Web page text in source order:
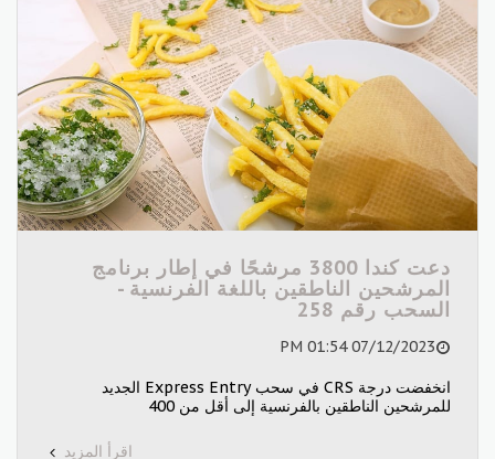
دعت كندا 3800 مرشحًا في إطار برنامج
المرشحين الناطقين باللغة الفرنسية -
السحب رقم 258
07/12/2023 01:54 PM
انخفضت درجة CRS في سحب Express Entry الجديد
للمرشحين الناطقين بالفرنسية إلى أقل من 400
اقرأ المزيد